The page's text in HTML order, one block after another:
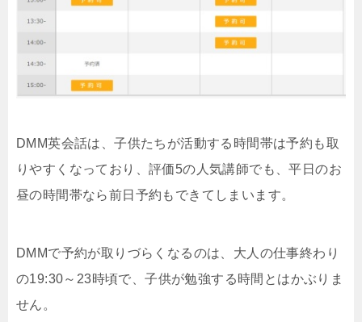
DMM英会話は、子供たちが活動する時間帯は予約も取
りやすくなっており、評価5の人気講師でも、平日のお
昼の時間帯なら前日予約もできてしまいます。
DMMで予約が取りづらくなるのは、大人の仕事終わり
の19:30～23時頃で、子供が勉強する時間とはかぶりま
せん。